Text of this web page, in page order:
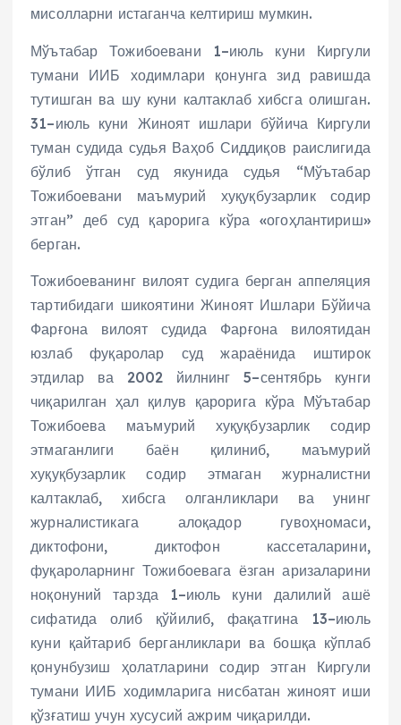
мисолларни истаганча келтириш мумкин.
Мўътабар Тожибоевани 1–июль куни Киргули
тумани ИИБ ходимлари қонунга зид равишда
тутишган ва шу куни калтаклаб хибсга олишган.
31–июль куни Жиноят ишлари бўйича Киргули
туман судида судья Ваҳоб Сиддиқов раислигида
бўлиб ўтган суд якунида судья “Мўътабар
Тожибоевани маъмурий хуқуқбузарлик содир
этган” деб суд қарорига кўра «огоҳлантириш»
берган.
Тожибоеванинг вилоят судига берган аппеляция
тартибидаги шикоятини Жиноят Ишлари Бўйича
Фарғона вилоят судида Фарғона вилоятидан
юзлаб фуқаролар суд жараёнида иштирок
этдилар ва 2002 йилнинг 5–сентябрь кунги
чиқарилган ҳал қилув қарорига кўра Мўътабар
Тожибоева маъмурий хуқуқбузарлик содир
этмаганлиги баён қилиниб, маъмурий
хуқуқбузарлик содир этмаган журналистни
калтаклаб, хибсга олганликлари ва унинг
журналистикага алоқадор гувоҳномаси,
диктофони, диктофон кассеталарини,
фуқароларнинг Тожибоевага ёзган аризаларини
ноқонуний тарзда 1–июль куни далилий ашё
сифатида олиб қўйилиб, фақатгина 13–июль
куни қайтариб берганликлари ва бошқа кўплаб
қонунбузиш ҳолатларини содир этган Киргули
тумани ИИБ ходимларига нисбатан жиноят иши
қўзғатиш учун хусусий ажрим чиқарилди.